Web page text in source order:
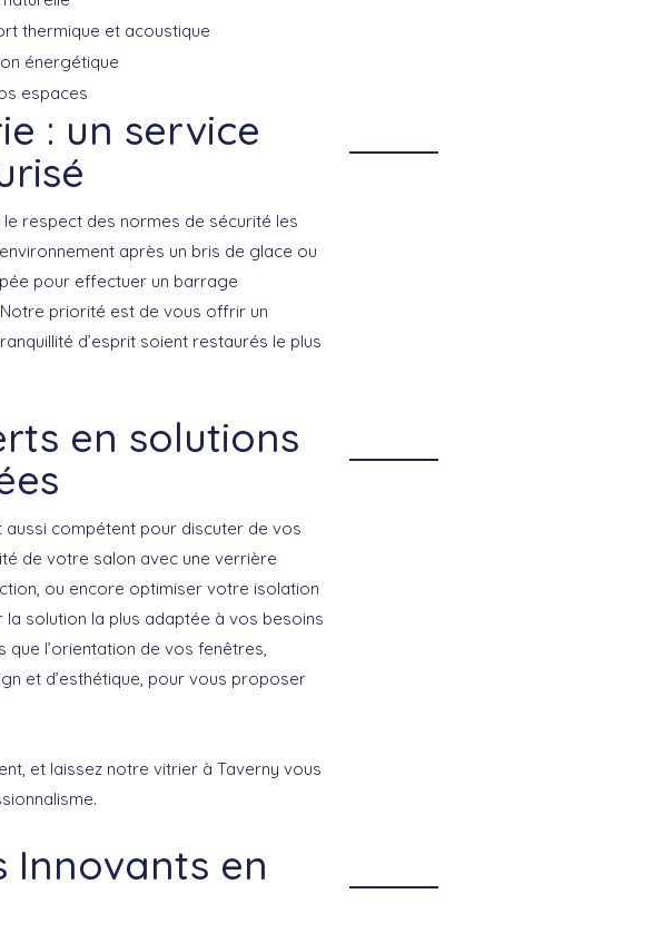
thermique et acoustique
énergétique
espaces
: un service
respect des normes de sécurité les
après un bris de glace ou
pour effectuer un barrage
priorité est de vous offrir un
d’esprit soient restaurés le plus
en solutions
aussi compétent pour discuter de vos
de votre salon avec une verrière
ou encore optimiser votre isolation
solution la plus adaptée à vos besoins
l’orientation de vos fenêtres,
et d’esthétique, pour vous proposer
, et laissez notre vitrier à Taverny vous
Innovants en